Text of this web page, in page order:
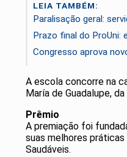
LEIA TAMBÉM:
Paralisação geral:
Prazo final do
Congresso aprova
A escola concorre na
María de Guadalupe,
Prêmio
A premiação foi
suas melhores
Saudáveis.